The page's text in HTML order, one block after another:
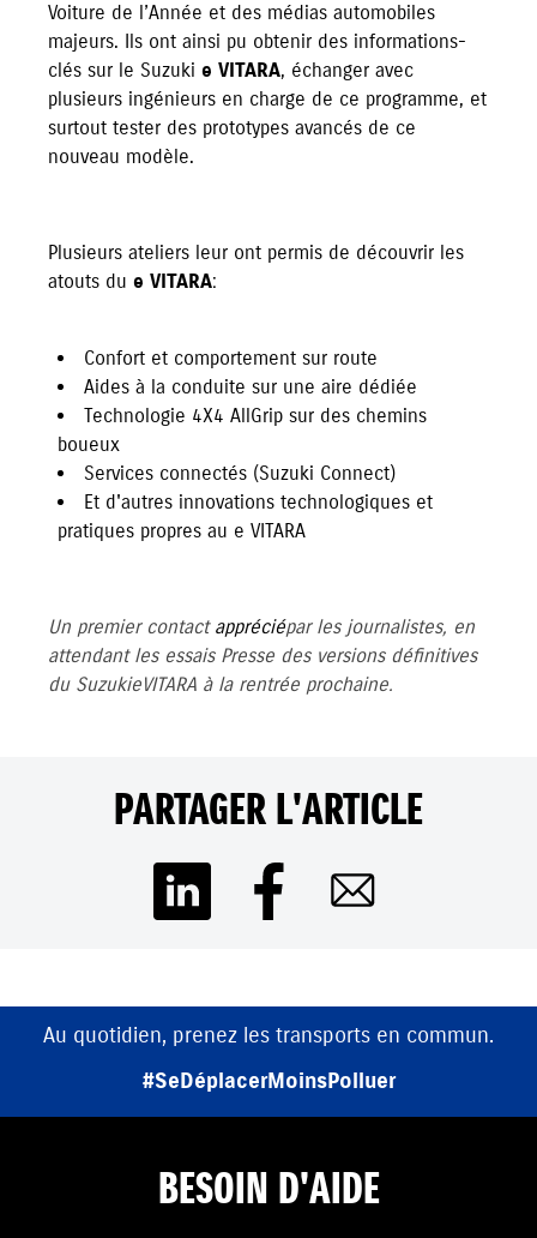
Voiture de l’Année et des médias automobiles
majeurs. Ils ont ainsi pu obtenir des informations-
clés sur le Suzuki e VITARA, échanger avec
plusieurs ingénieurs en charge de ce programme, et
surtout tester des prototypes avancés de ce
nouveau modèle.
Plusieurs ateliers leur ont permis de découvrir les
atouts du e VITARA:
Confort et comportement sur route
Aides à la conduite sur une aire dédiée
Technologie 4X4 AllGrip sur des chemins
boueux
Services connectés (Suzuki Connect)
Et d'autres innovations technologiques et
pratiques propres au e VITARA
Un premier contact appréciépar les journalistes, en
attendant les essais Presse des versions définitives
du Suzuki e VITARA à la rentrée prochaine.
PARTAGER L'ARTICLE
Au quotidien, prenez les transports en commun.
#SeDéplacerMoinsPolluer
BESOIN D'AIDE